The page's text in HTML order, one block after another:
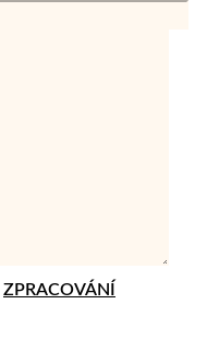
ZPRACOVÁNÍ